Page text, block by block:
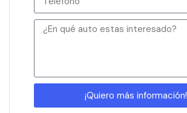
¡Quiero más información!